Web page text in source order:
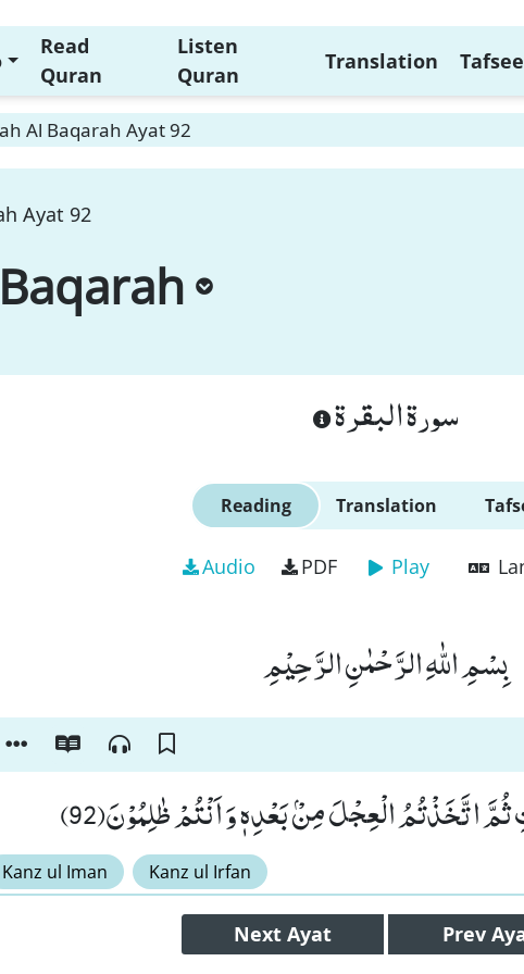
Read
Quran
Listen
Quran
Translation
Al Baqarah Ayat 92
Ayat 92
سورة البقرة
Reading Translation
Audio PDF Play
بِسْمِ اللّٰهِ الرَّحْمٰنِ الرَّحِیْمِ
اتَّخَذْتُمُ الْعِجْلَ مِنْۢ بَعْدِهٖ وَ اَنْتُمْ ظٰلِمُوْنَ(92)
Kanz ul Iman Kanz ul Irfan
Next Ayat Prev